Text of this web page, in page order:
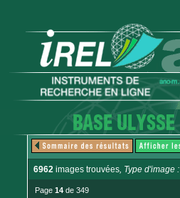
6962 images trouvées, Type d'image :
Page 14 de 349